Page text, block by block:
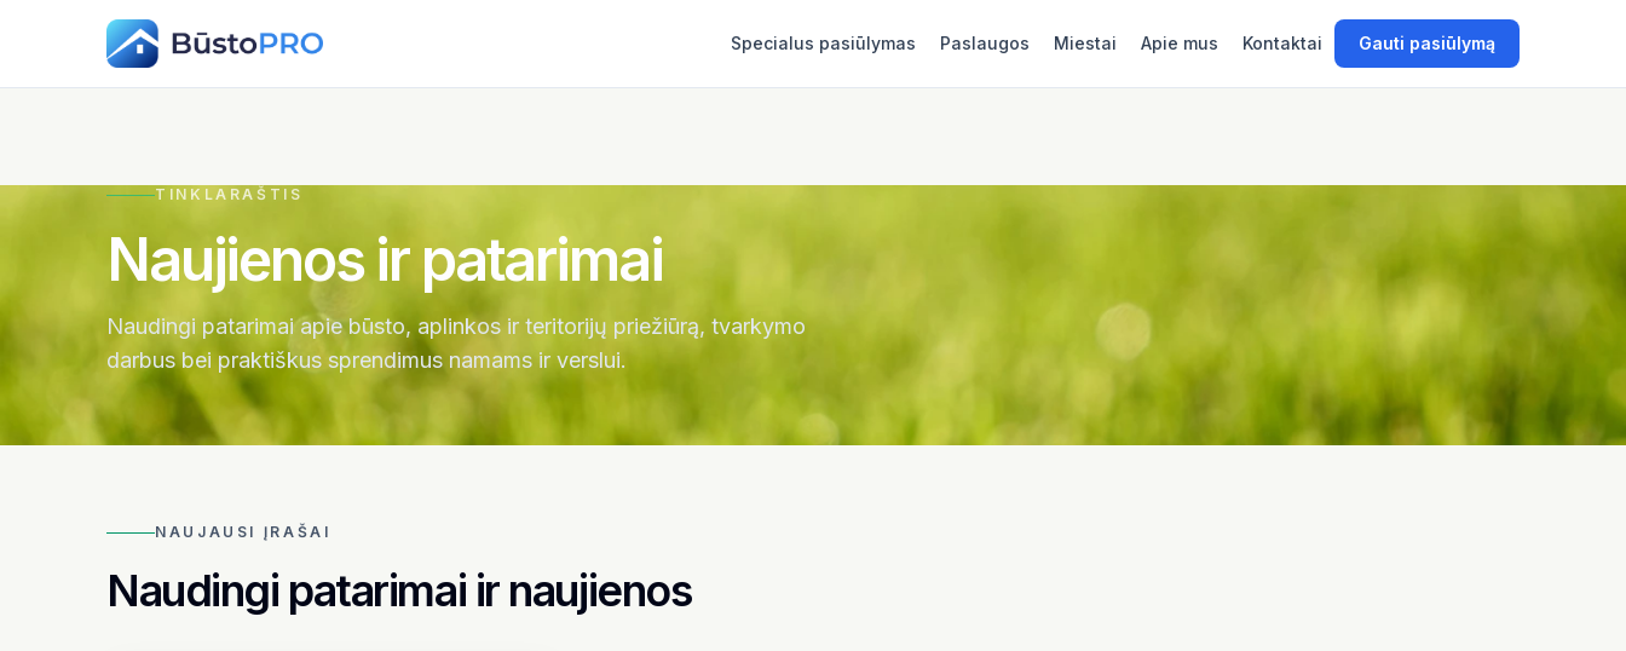
Specialus pasiūlymas Paslaugos Miestai Apie mus Kontaktai Gauti pasiūlymą
TINKLARAŠTIS
Naujienos ir patarimai
Naudingi patarimai apie būsto, aplinkos ir teritorijų priežiūrą, tvarkymo
darbus bei praktiškus sprendimus namams ir verslui.
NAUJAUSI ĮRAŠAI
Naudingi patarimai ir naujienos